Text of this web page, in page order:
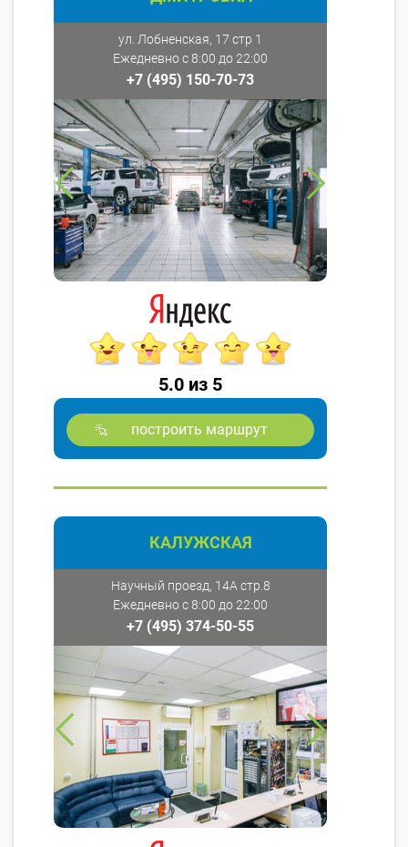
ул. Лобненская, 17 стр 1
Ежедневно с 8:00 до 22:00
+7 (495) 150-70-73
5.0 из 5
построить маршрут
КАЛУЖСКАЯ
Научный проезд, 14А стр.8
Ежедневно с 8:00 до 22:00
+7 (495) 374-50-55